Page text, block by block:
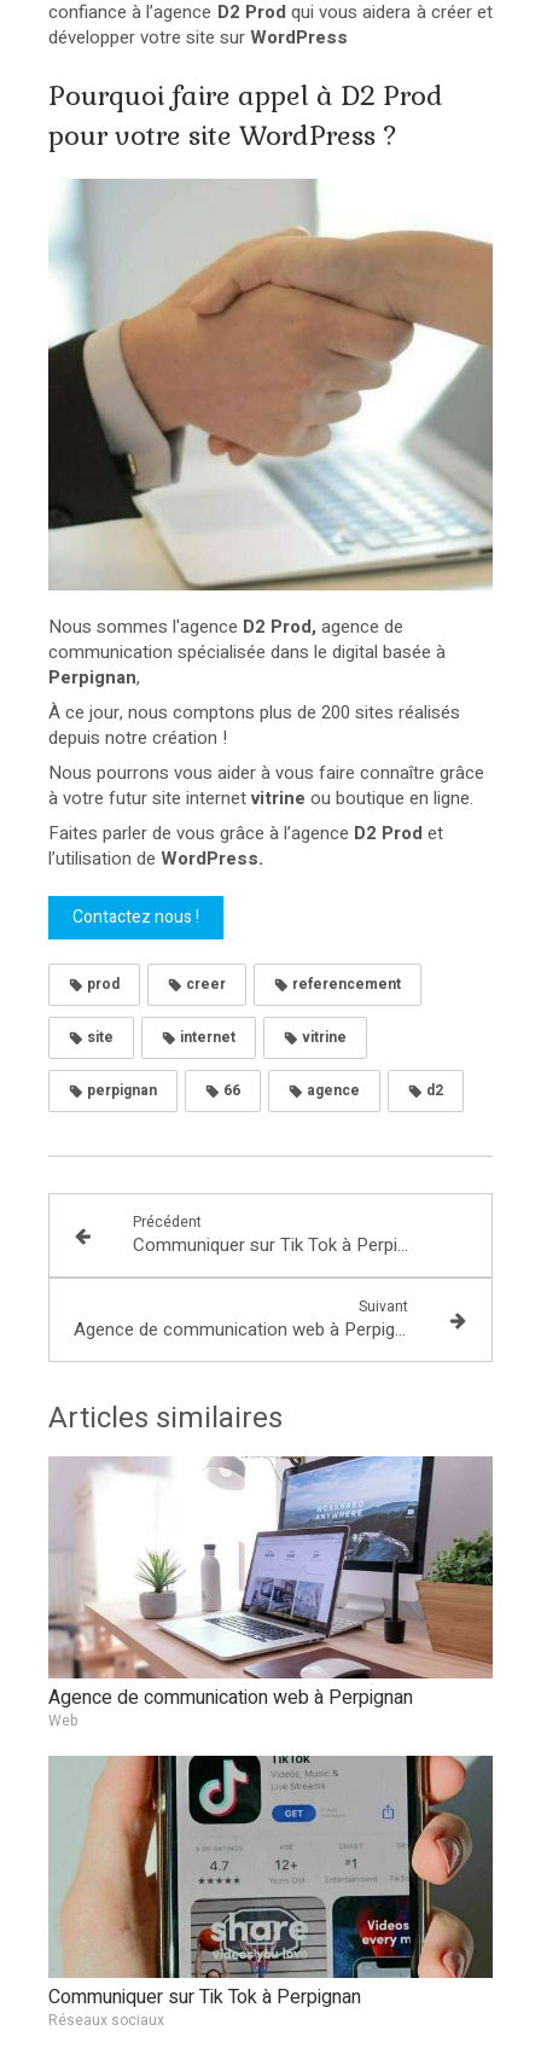
confiance à l’agence D2 Prodqui vous aidera à créer et
développer votre site surWordPress
Pourquoi faire appel à D2 Prod
pour votre site WordPress ?
Nous sommes l'agence D2 Prod, agence de
communication spécialisée dans le digital basée à
Perpignan,
À ce jour, nous comptons plus de 200 sites réalisés
depuis notre création !
Nous pourrons vous aider à vous faire connaître grâce
à votre futur site internetvitrine ou boutique en ligne.
Faites parler de vous grâce à l’agence D2 Prod et
l’utilisation de WordPress.
Contactez nous !
prod creer referencement
site internet vitrine
perpignan 66 agence d2
Précédent
Communiquer sur Tik Tok à Perpignan
Suivant
Agence de communication web à Perpignan
Articles similaires
Agence de communication web à Perpignan
Web
Communiquer sur Tik Tok à Perpignan
Réseaux sociaux